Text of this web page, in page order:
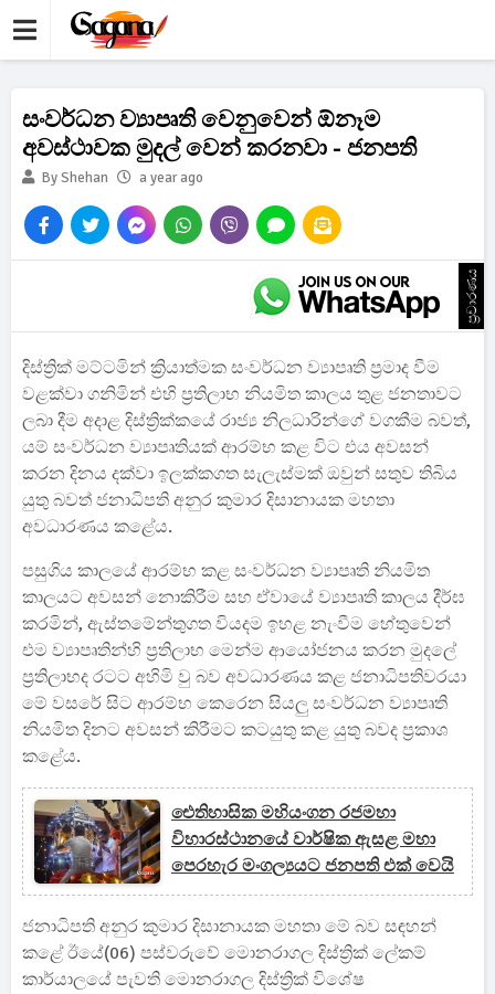
සංවර්ධන ව්‍යාපෘති වෙනුවෙන් ඕනෑම
අවස්ථාවක මුදල් වෙන් කරනවා - ජනපති
By Shehan a year ago
ප්‍රචාරණය
දිස්ත්‍රික් මට්ටමින් ක්‍රියාත්මක සංවර්ධන ව්‍යාපෘති ප්‍රමාද වීම
වළක්වා ගනිමින් එහි ප්‍රතිලාභ නියමිත කාලය තුළ ජනතාවට
ලබා දීම අදාළ දිස්ත්‍රික්කයේ රාජ්‍ය නිලධාරින්ගේ වගකීම බවත්,
යම් සංවර්ධන ව්‍යාපෘතියක් ආරම්භ කළ විට එය අවසන්
කරන දිනය දක්වා ඉලක්කගත සැලැස්මක් ඔවුන් සතුව තිබිය
යුතු බවත් ජනාධිපති අනුර කුමාර දිසානායක මහතා
අවධාරණය කළේය.
පසුගිය කාලයේ ආරම්භ කළ සංවර්ධන ව්‍යාපෘති නියමිත
කාලයට අවසන් නොකිරීම සහ ඒවායේ ව්‍යාපෘති කාලය දීර්ඝ
කරමින්, ඇස්තමේන්තුගත වියදම ඉහළ නැංවීම හේතුවෙන්
එම ව්‍යාපෘතින්හි ප්‍රතිලාභ මෙන්ම ආයෝජනය කරන මුදලේ
ප්‍රතිලාභද රටට අහිමි වු බව අවධාරණය කළ ජනාධිපතිවරයා
මේ වසරේ සිට ආරම්භ කෙරෙන සියලු සංවර්ධන ව්‍යාපෘති
නියමිත දිනට අවසන් කිරීමට කටයුතු කළ යුතු බවද ප්‍රකාශ
කළේය.
ඓතිහාසික මහියංගන රජමහා
විහාරස්ථානයේ වාර්ෂික ඇසළ මහා
පෙරහැර මංගල්‍යයට ජනපති එක් වෙයි
ජනාධිපති අනුර කුමාර දිසානායක මහතා මේ බව සඳහන්
කළේ ඊයේ(06) පස්වරුවේ මොනරාගල දිස්ත්‍රික් ලේකම්
කාර්යාලයේ පැවති මොනරාගල දිස්ත්‍රික් විශේෂ